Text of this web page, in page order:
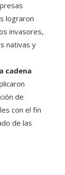
lograron
invasores,
nativas y
cadena
de
con el fin
de las